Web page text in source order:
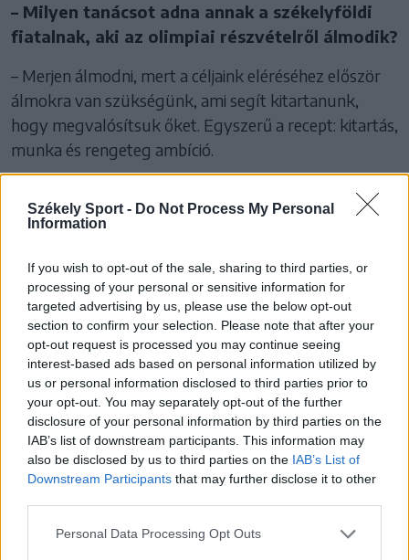
Székely Sport - Do Not Process My Personal
Information
If you wish to opt-out of the sale, sharing to third parties, or
processing of your personal or sensitive information for
targeted advertising by us, please use the below opt-out
section to confirm your selection. Please note that after your
opt-out request is processed you may continue seeing
interest-based ads based on personal information utilized by
us or personal information disclosed to third parties prior to
your opt-out. You may separately opt-out of the further
disclosure of your personal information by third parties on the
IAB’s list of downstream participants. This information may
also be disclosed by us to third parties on the IAB’s List of
Downstream Participants that may further disclose it to other
Personal Data Processing Opt Outs
– Milyen tanácsot adna annak a székelyföldi
fiatalnak, aki az olimpiai részvételről álmodik?
– Merjen álmodni, mert a céljaink eléréséhez először
álmokra van szükségünk, ami segít kitartanunk,
hogy megvalósítsuk őket. Egyszerű a recept: kitartás,
munka és rengeteg ambíció.
SZÓLJON HOZZÁ!
24 ÓRA LEGOLVASOTTABB
21:58
Nagy pofonba szaladt belé a Kolozsvári CFR,
kikapott a Győr és a Loki is
Idegenben vezetett, a pihenő után visszavett az U